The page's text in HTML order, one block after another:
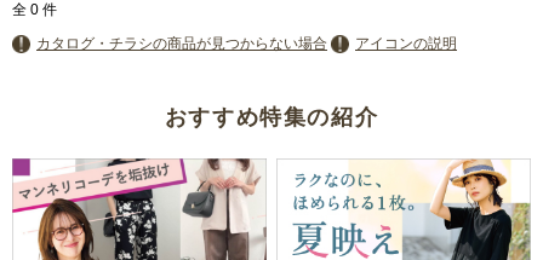
全 0 件
カタログ・チラシの商品が見つからない場合
アイコンの説明
おすすめ特集の紹介